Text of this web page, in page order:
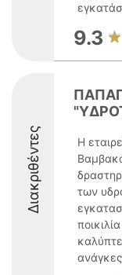
9.3
Διακριθέντες
Η
των